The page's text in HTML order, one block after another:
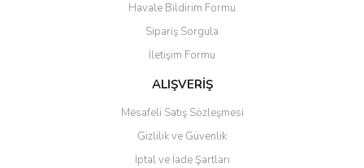
Havale Bildirim Formu
Sipariş Sorgula
İletişim Formu
ALIŞVERİŞ
Mesafeli Satış Sözleşmesi
Gizlilik ve Güvenlik
İptal ve İade Şartları